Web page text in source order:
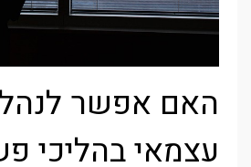
האם אפשר
עצמאי בהליכי